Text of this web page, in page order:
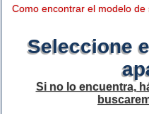
Como encontrar el modelo de
Seleccione
Si no lo encuentra,